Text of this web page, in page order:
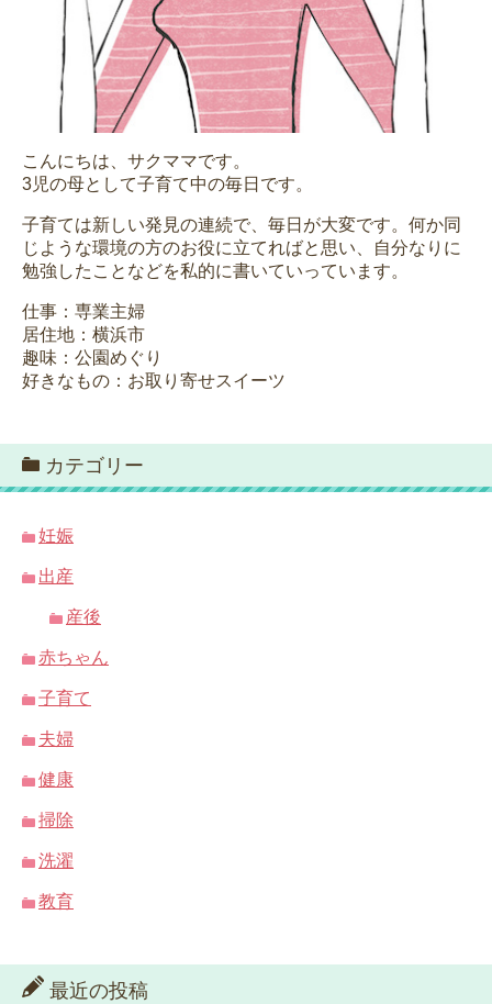
こんにちは、サクママです。
3児の母として子育て中の毎日です。
子育ては新しい発見の連続で、毎日が大変です。何か同
じような環境の方のお役に立てればと思い、自分なりに
勉強したことなどを私的に書いていっています。
仕事：専業主婦
居住地：横浜市
趣味：公園めぐり
好きなもの：お取り寄せスイーツ
カテゴリー
妊娠
出産
産後
赤ちゃん
子育て
夫婦
健康
掃除
洗濯
教育
最近の投稿